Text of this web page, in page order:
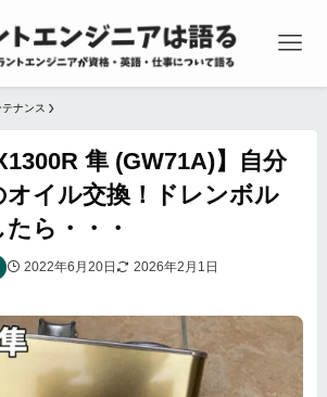
ナンス
隼 (GW71A)】自分
オイル交換！ドレンボル
たら・・・
2022年6月20日 2026年2月1日